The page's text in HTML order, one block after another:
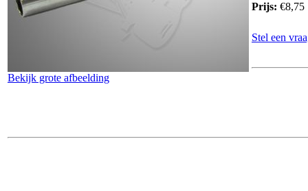
Bekijk grote afbeelding
Prijs: €8,75
Stel een